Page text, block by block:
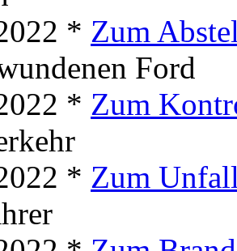
* Zum
Ford
* Zum
* Zum